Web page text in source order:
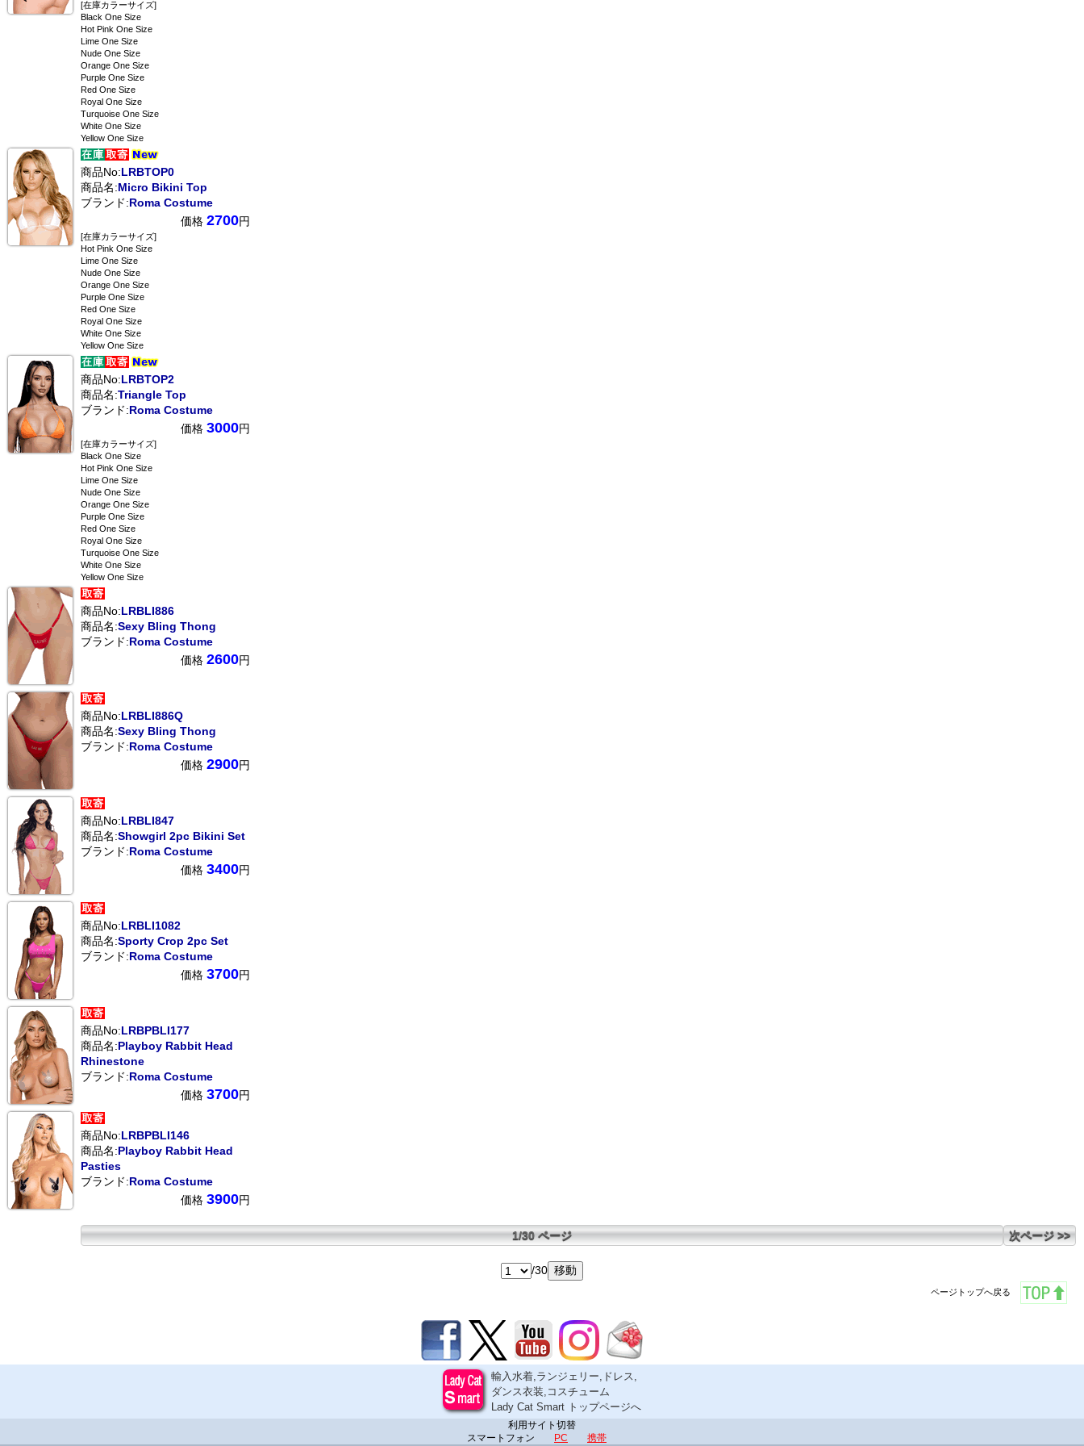
[在庫カラーサイズ]
Black One Size
Hot Pink One Size
Lime One Size
Nude One Size
Orange One Size
Purple One Size
Red One Size
Royal One Size
Turquoise One Size
White One Size
Yellow One Size
商品No:LRBTOP0
商品名:Micro Bikini Top
ブランド:Roma Costume
価格 2700円
[在庫カラーサイズ]
Hot Pink One Size
Lime One Size
Nude One Size
Orange One Size
Purple One Size
Red One Size
Royal One Size
White One Size
Yellow One Size
商品No:LRBTOP2
商品名:Triangle Top
ブランド:Roma Costume
価格 3000円
[在庫カラーサイズ]
Black One Size
Hot Pink One Size
Lime One Size
Nude One Size
Orange One Size
Purple One Size
Red One Size
Royal One Size
Turquoise One Size
White One Size
Yellow One Size
商品No:LRBLI886
商品名:Sexy Bling Thong
ブランド:Roma Costume
価格 2600円
商品No:LRBLI886Q
商品名:Sexy Bling Thong
ブランド:Roma Costume
価格 2900円
商品No:LRBLI847
商品名:Showgirl 2pc Bikini Set
ブランド:Roma Costume
価格 3400円
商品No:LRBLI1082
商品名:Sporty Crop 2pc Set
ブランド:Roma Costume
価格 3700円
商品No:LRBPBLI177
商品名:Playboy Rabbit Head
Rhinestone
ブランド:Roma Costume
価格 3700円
商品No:LRBPBLI146
商品名:Playboy Rabbit Head
Pasties
ブランド:Roma Costume
価格 3900円
1/30 ページ 次ページ >>
/30
ページトップへ戻る
輸入水着,ランジェリー,ドレス,
ダンス衣装,コスチューム
Lady Cat Smart トップページへ
利用サイト切替
スマートフォン
PC 携帯